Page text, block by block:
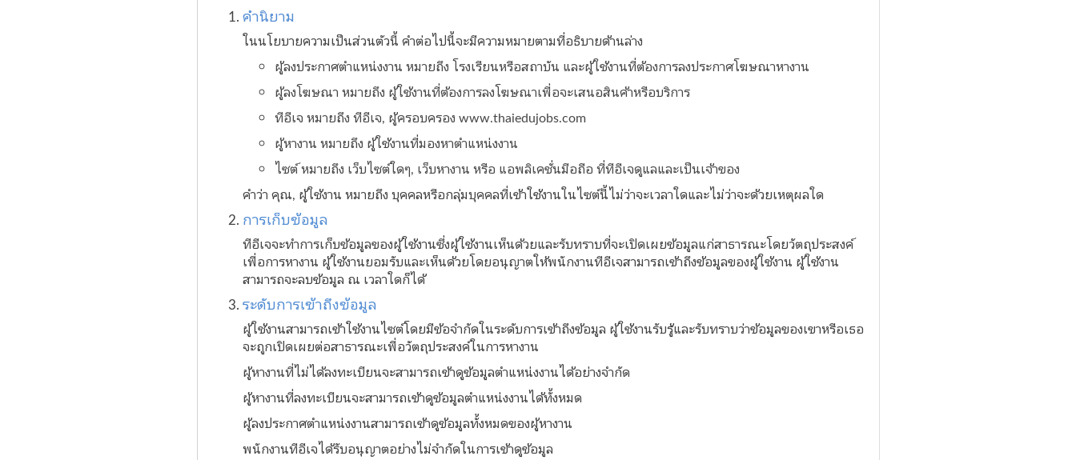
คำนิยาม
ในนโยบายความเป็นส่วนตัวนี้ คำต่อไปนี้จะมีความหมายตามที่อธิบายด้านล่าง
ผู้ลงประกาศตำแหน่งงาน หมายถึง โรงเรียนหรือสถาบัน และผู้ใช้งานที่ต้องการลงประกาศโฆษณาหางาน
ผู้ลงโฆษณา หมายถึง ผู้ใช้งานที่ต้องการลงโฆษณาเพื่อจะเสนอสินค้าหรือบริการ
ทีอีเจ หมายถึง ทีอีเจ, ผู้ครอบครอง www.thaiedujobs.com
ผู้หางาน หมายถึง ผู้ใช้งานที่มองหาตำแหน่งงาน
ไซต์ หมายถึง เว็บไซต์ใดๆ, เว็บหางาน หรือ แอพลิเคชั่นมือถือ ที่ทีอีเจดูแลและเป็นเจ้าของ
คำว่า คุณ, ผู้ใช้งาน หมายถึง บุคคลหรือกลุ่มบุคคลที่เข้าใช้งานในไซต์นี้ไม่ว่าจะเวลาใดและไม่ว่าจะด้วยเหตุผลใด
การเก็บข้อมูล
ทีอีเจจะทำการเก็บข้อมูลของผู้ใช้งานซึ่งผู้ใช้งานเห็นด้วยและรับทราบที่จะเปิดเผยข้อมูลแก่สาธารณะโดยวัตถุประสงค์
เพื่อการหางาน ผู้ใช้งานยอมรับและเห็นด้วยโดยอนุญาตให้พนักงานทีอีเจสามารถเข้าถึงข้อมูลของผู้ใช้งาน ผู้ใช้งาน
สามารถจะลบข้อมูล ณ เวลาใดก็ได้
ระดับการเข้าถึงข้อมูล
ผู้ใช้งานสามารถเข้าใช้งานไซต์โดยมีข้อจำกัดในระดับการเข้าถึงข้อมูล ผู้ใช้งานรับรู้และรับทราบว่าข้อมูลของเขาหรือเธอ
จะถูกเปิดเผยต่อสาธารณะเพื่อวัตถุประสงค์ในการหางาน
ผู้หางานที่ไม่ได้ลงทะเบียนจะสามารถเข้าดูข้อมูลตำแหน่งงานได้อย่างจำกัด
ผู้หางานที่ลงทะเบียนจะสามารถเข้าดูข้อมูลตำแหน่งงานได้ทั้งหมด
ผู้ลงประกาศตำแหน่งงานสามารถเข้าดูข้อมูลทั้งหมดของผู้หางาน
พนักงานทีอีเจได้รับอนุญาตอย่างไม่จำกัดในการเข้าดูข้อมูล